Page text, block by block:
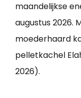
maandelijkse
augustus 2026.
moederhaard
pelletkachel
2026).